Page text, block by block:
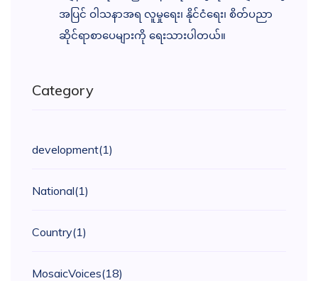
အပြင် ဝါသနာအရ လူမှုရေး၊ နိုင်ငံရေး၊ စိတ်ပညာ
ဆိုင်ရာစာပေများကို ရေးသားပါတယ်။
Category
development(1)
National(1)
Country(1)
MosaicVoices(18)